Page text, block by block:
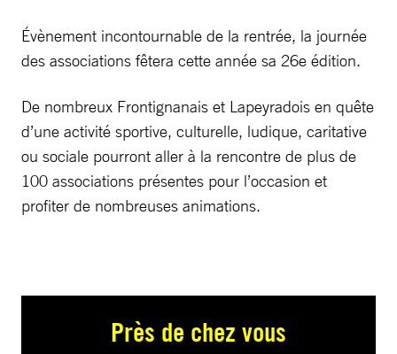
Évènement incontournable de la rentrée, la journée
des associations fêtera cette année sa 26e édition.
De nombreux Frontignanais et Lapeyradois en quête
d’une activité sportive, culturelle, ludique, caritative
ou sociale pourront aller à la rencontre de plus de
100 associations présentes pour l’occasion et
profiter de nombreuses animations.
Près de chez vous